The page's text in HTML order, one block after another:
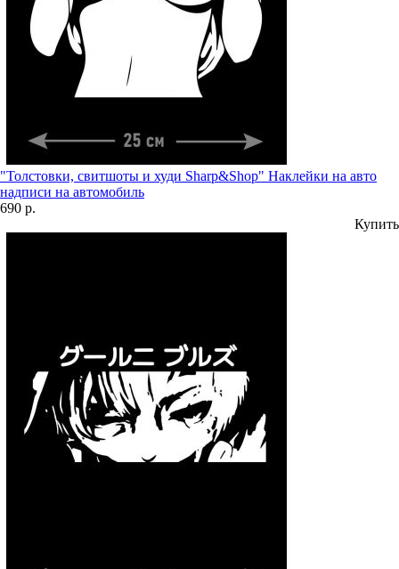
"Толстовки, свитшоты и худи Sharp&Shop" Наклейки на авто
надписи на автомобиль
690 р.
Купить